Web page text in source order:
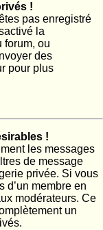
!
pas enregistré
la
forum, ou
des
pour plus
!
les messages
de message
privée. Si vous
d’un membre en
modérateurs. Ce
un